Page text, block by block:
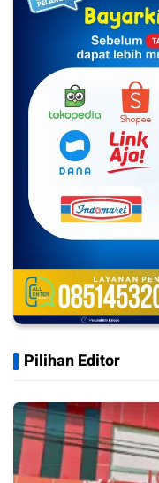
Pilihan Editor